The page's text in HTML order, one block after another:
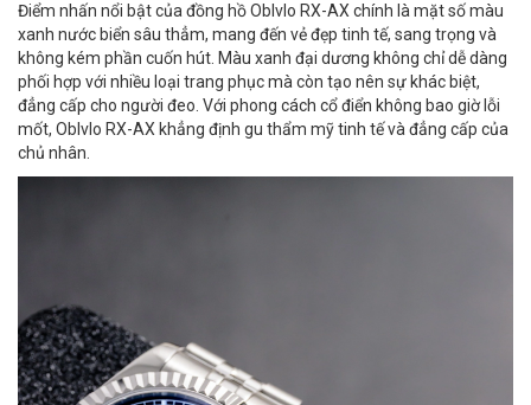
Điểm nhấn nổi bật của đồng hồ Oblvlo RX-AX chính là mặt số màu
xanh nước biển sâu thẳm, mang đến vẻ đẹp tinh tế, sang trọng và
không kém phần cuốn hút. Màu xanh đại dương không chỉ dễ dàng
phối hợp với nhiều loại trang phục mà còn tạo nên sự khác biệt,
đẳng cấp cho người đeo. Với phong cách cổ điển không bao giờ lỗi
mốt, Oblvlo RX-AX khẳng định gu thẩm mỹ tinh tế và đẳng cấp của
chủ nhân.